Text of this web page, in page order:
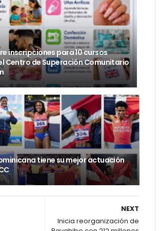
inscripciones para 10 cursos
Centro de Superación Comunitario
tiene su mejor actuación
NEXT
Inicia reorganización de